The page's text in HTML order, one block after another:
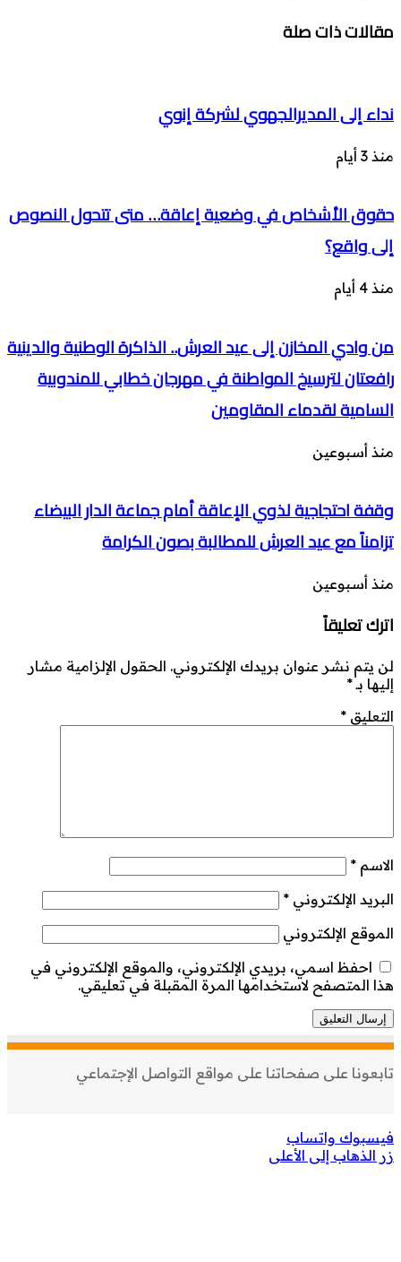
مقالات ذات صلة
نداء إلى المديرالجهوي لشركة إنوي
منذ 3 أيام
حقوق الأشخاص في وضعية إعاقة… متى تتحول النصوص
إلى واقع؟
منذ 4 أيام
من وادي المخازن إلى عيد العرش.. الذاكرة الوطنية والدينية
رافعتان لترسيخ المواطنة في مهرجان خطابي للمندوبية
السامية لقدماء المقاومين
منذ أسبوعين
وقفة احتجاجية لذوي الإعاقة أمام جماعة الدار البيضاء
تزامناً مع عيد العرش للمطالبة بصون الكرامة
منذ أسبوعين
اترك تعليقاً
لن يتم نشر عنوان بريدك الإلكتروني. الحقول الإلزامية مشار
إليها بـ*
التعليق *
الاسم *
البريد الإلكتروني *
الموقع الإلكتروني
احفظ اسمي، بريدي الإلكتروني، والموقع الإلكتروني في
هذا المتصفح لاستخدامها المرة المقبلة في تعليقي.
تابعونا على صفحاتنا على مواقع التواصل الإجتماعي
فيسبوك واتساب
زر الذهاب إلى الأعلى